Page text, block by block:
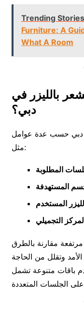
Trending Stories
Furniture: A
What A Room
بالليزر في
دبي؟
دبي حسب عدة عوامل
مثل:
المطلوبة
المستهدفة
المستخدم
التجميلي
مقارنة بالطرق
الأمد وتقلل من الحاجة
باقات متنوعة تشمل